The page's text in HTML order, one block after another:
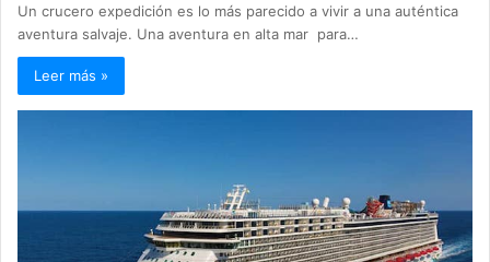
Un crucero expedición es lo más parecido a vivir a una auténtica
aventura salvaje. Una aventura en alta mar para…
Leer más »